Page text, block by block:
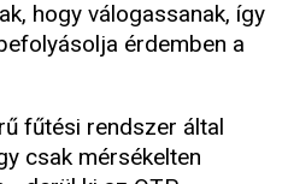
hogy válogassanak, így
érdemben a
fűtési rendszer által
csak mérsékelten